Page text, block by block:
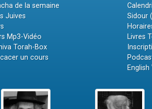
de la semaine
Juives
Mp3-Vidéo
Torah-Box
un cours
Sidour
Livres